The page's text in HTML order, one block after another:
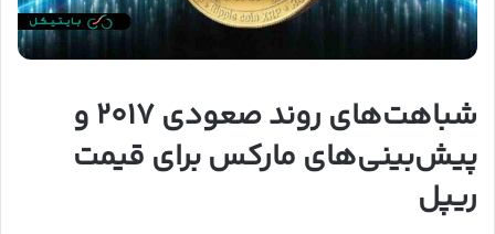
شباهت‌های روند صعودی ۲۰۱۷ و
پیش‌بینی‌های مارکس برای قیمت
ریپل